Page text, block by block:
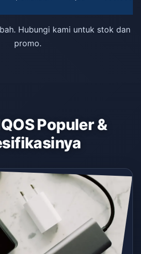
Hubungi kami untuk stok dan
promo.
Populer &